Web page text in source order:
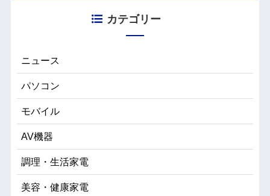
カテゴリー
ニュース
パソコン
モバイル
AV機器
調理・生活家電
美容・健康家電